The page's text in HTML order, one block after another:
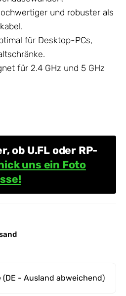
und robuster als
für Desktop-PCs,
für 2.4 GHz und 5 GHz
ob U.FL oder RP-
uns ein Foto
(DE - Ausland abweichend)